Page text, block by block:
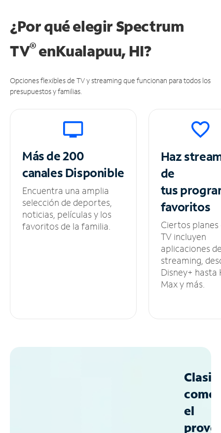
¿Por qué elegir Spectrum
TV®enKualapuu, HI?
Opciones flexibles de TV y streaming que funcionan para todos los
presupuestos y familias.
Más de 200
canalesDisponible
Encuentra una amplia
selección de deportes,
noticias, películas y los
favoritos de la familia.
Haz
de
tus
favoritos
Ciertos planes
TV incluyen
aplicaciones
streaming,
Disney+ hasta
Max y más.
como
el